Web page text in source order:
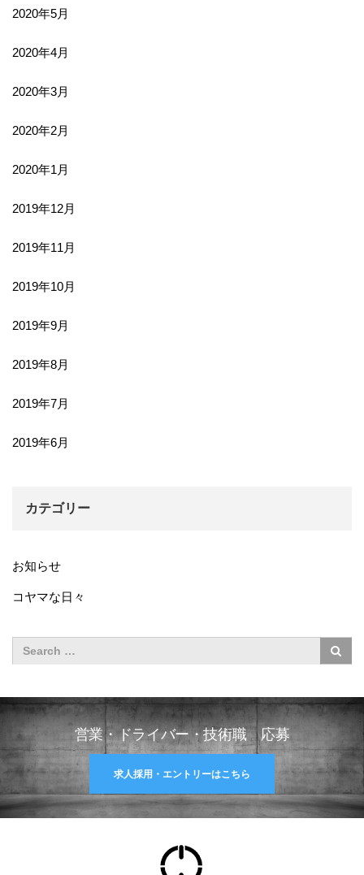
2020年5月
2020年4月
2020年3月
2020年2月
2020年1月
2019年12月
2019年11月
2019年10月
2019年9月
2019年8月
2019年7月
2019年6月
カテゴリー
お知らせ
コヤマな日々
営業・ドライバー・技術職 応募
求人採用・エントリーはこちら